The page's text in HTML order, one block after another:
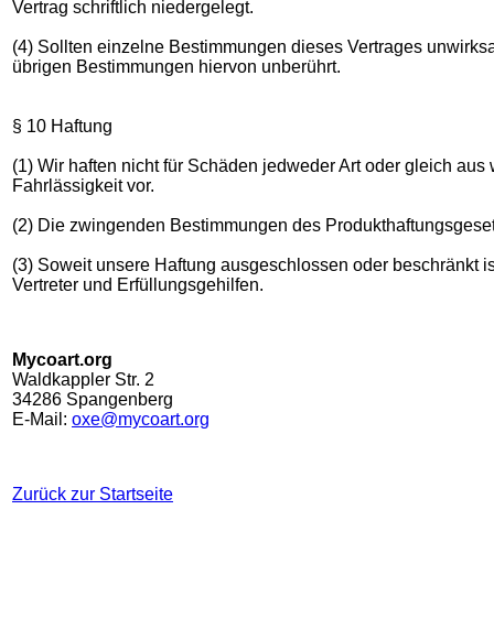
Vertrag schriftlich niedergelegt.
(4) Sollten einzelne Bestimmungen dieses Vertrages
übrigen Bestimmungen hiervon unberührt.
§ 10 Haftung
(1) Wir haften nicht für Schäden jedweder Art oder gleich
Fahrlässigkeit vor.
(2) Die zwingenden Bestimmungen des
(3) Soweit unsere Haftung ausgeschlossen oder beschränkt
Vertreter und Erfüllungsgehilfen.
Mycoart.org
Waldkappler Str. 2
34286 Spangenberg
E-Mail: oxe@mycoart.org
Zurück zur Startseite